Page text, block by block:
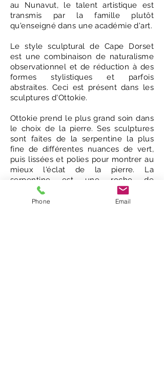
au Nunavut, le talent artistique est
transmis par la famille plutôt
qu'enseigné dans une académie d'art.
Le style sculptural de Cape Dorset
est une combinaison de naturalisme
observationnel et de réduction à des
formes stylistiques et parfois
abstraites. Ceci est présent dans les
sculptures d'Ottokie.
Ottokie prend le plus grand soin dans
le choix de la pierre. Ses sculptures
sont faites de la serpentine la plus
fine de différentes nuances de vert,
puis lissées et polies pour montrer au
mieux l'éclat de la pierre. La
serpentine est une roche de
composition similaire à celle de Jade
et se trouve sur l'île de Baffin. C'est
Phone Email